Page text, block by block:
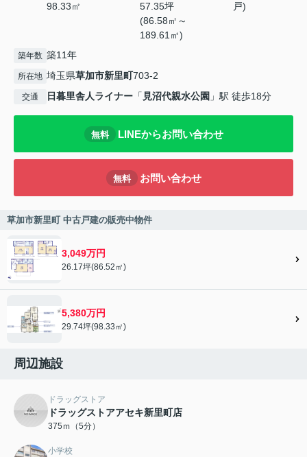
98.33㎡
57.35坪
(86.58㎡～
189.61㎡)
戸)
築年数 築11年
所在地 埼玉県草加市新里町703-2
交通 日暮里舎人ライナー 「 見沼代親水公園 」駅 徒歩18分
無料 LINEからお問い合わせ
無料 お問い合わせ
草加市新里町 中古戸建の販売中物件
3,049万円
26.17坪(86.52㎡)
5,380万円
29.74坪(98.33㎡)
周辺施設
ドラッグストア
ドラッグストアアセキ新里町店
375ｍ（5分）
小学校